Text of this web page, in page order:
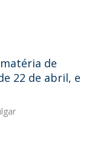
de
22 de abril, e